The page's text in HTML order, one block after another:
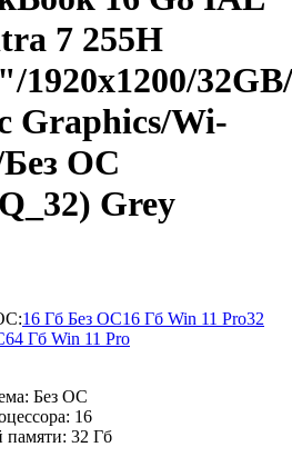
7 255H
1920x1200/
Graphics/Wi-
ОС
Grey
16 Гб Без ОС16 Гб Win 11 Pro32
64 Гб Win 11 Pro
Без ОС
16
памяти: 32 Гб